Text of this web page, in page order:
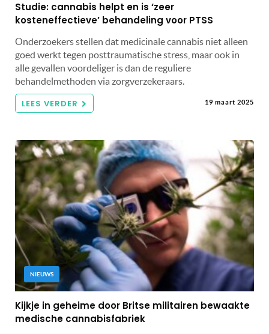
Studie: cannabis helpt en is ‘zeer
kosteneffectieve’ behandeling voor PTSS
Onderzoekers stellen dat medicinale cannabis niet alleen
goed werkt tegen posttraumatische stress, maar ook in
alle gevallen voordeliger is dan de reguliere
behandelmethoden via zorgverzekeraars.
LEES VERDER 19 maart 2025
NIEUWS
Kijkje in geheime door Britse militairen bewaakte
medische cannabisfabriek